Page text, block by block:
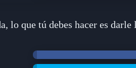
lo que tú debes hacer es